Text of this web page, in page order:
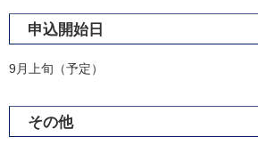
申込開始日
9月上旬（予定）
その他